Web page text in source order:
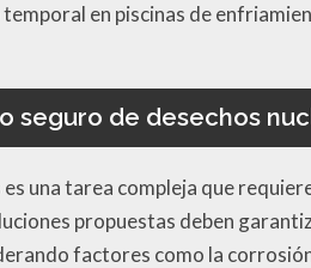
en piscinas de
seguro de desechos
una tarea compleja que
propuestas deben
factores como la